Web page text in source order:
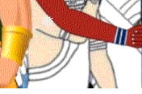
❅
❅
❅
❅